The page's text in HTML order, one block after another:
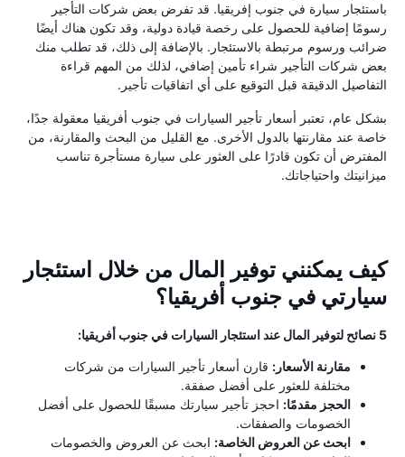
باستئجار سيارة في جنوب إفريقيا. قد تفرض بعض شركات التأجير
رسومًا إضافية للحصول على رخصة قيادة دولية، وقد تكون هناك أيضًا
ضرائب ورسوم مرتبطة بالاستئجار. بالإضافة إلى ذلك، قد تطلب منك
بعض شركات التأجير شراء تأمين إضافي، لذلك من المهم قراءة
التفاصيل الدقيقة قبل التوقيع على أي اتفاقيات تأجير.
بشكل عام، تعتبر أسعار تأجير السيارات في جنوب أفريقيا معقولة جدًا،
خاصة عند مقارنتها بالدول الأخرى. مع القليل من البحث والمقارنة، من
المفترض أن تكون قادرًا على العثور على سيارة مستأجرة تناسب
ميزانيتك واحتياجاتك.
كيف يمكنني توفير المال من خلال استئجار
سيارتي في جنوب أفريقيا؟
5 نصائح لتوفير المال عند استئجار السيارات في جنوب أفريقيا:
مقارنة الأسعار: قارن أسعار تأجير السيارات من شركات
مختلفة للعثور على أفضل صفقة.
الحجز مقدمًا: احجز تأجير سيارتك مسبقًا للحصول على أفضل
الخصومات والصفقات.
ابحث عن العروض الخاصة: ابحث عن العروض والخصومات